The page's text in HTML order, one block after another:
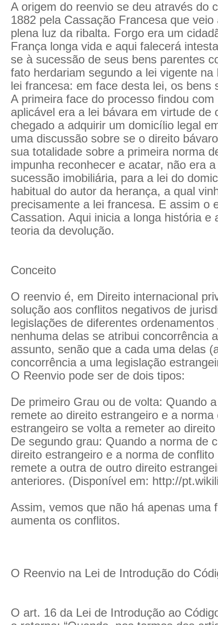
A origem do reenvio se deu através do
1882 pela Cassação Francesa que
plena luz da ribalta. Forgo era um
França longa vida e aqui falecerá
se à sucessão de seus bens parentes
fato herdariam segundo a lei vigente
lei francesa: em face desta lei, os bens
A primeira face do processo findou
aplicável era a lei bávara em virtude de
chegado a adquirir um domicílio legal
uma discussão sobre se o direito
sua totalidade sobre a primeira norma
impunha reconhecer e acatar, não era
sucessão imobiliária, para a lei do
habitual do autor da herança, a qual
precisamente a lei francesa. E assim o
Cassation. Aqui inicia a longa história e
teoria da devolução.
Conceito
O reenvio é, em Direito internacional
solução aos conflitos negativos de
legislações de diferentes
nenhuma delas se atribui concorrência
assunto, senão que a cada uma delas
concorrência a uma legislação
O Reenvio pode ser de dois tipos:
De primeiro Grau ou de volta: Quando
remete ao direito estrangeiro e a
estrangeiro se volta a remeter ao
De segundo grau: Quando a norma de
direito estrangeiro e a norma de
remete a outra de outro direito
anteriores. (Disponível em: http://
Assim, vemos que não há apenas uma
aumenta os conflitos.
O Reenvio na Lei de Introdução do
O art. 16 da Lei de Introdução ao